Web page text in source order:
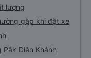
lượng
gặp khi đặt xe
Diên Khánh